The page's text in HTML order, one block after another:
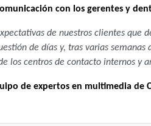
con los gerentes y
de nuestros clientes que
de días y, tras varias
los centros de contacto internos y
de expertos en multimedia de